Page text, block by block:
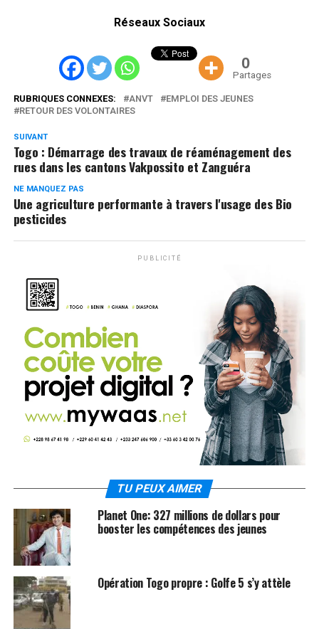
Réseaux Sociaux
0
Partages
RUBRIQUES CONNEXES: ANVT
EMPLOI DES JEUNES
RETOUR DES VOLONTAIRES
SUIVANT
Togo : Démarrage des travaux de réaménagement des
rues dans les cantons Vakpossito et Zanguéra
NE MANQUEZ PAS
Une agriculture performante à travers l'usage des Bio
pesticides
PUBLICITÉ
TU PEUX AIMER
Planet One: 327 millions de dollars pour
booster les compétences des jeunes
Opération Togo propre : Golfe 5 s’y attèle